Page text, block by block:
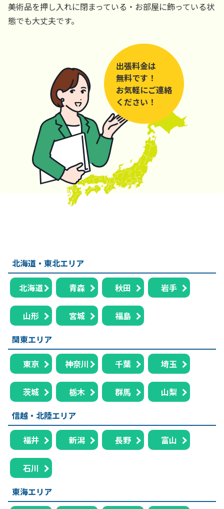
美術品を押し入れに閉まっている・お部屋に飾っている状
態でも大丈夫です。
出張料金は
無料です！
お気軽にご連絡
ください！
北海道・東北エリア
北海道 青森 秋田 岩手
山形 宮城
福島
関東エリア
東京 神奈川 千葉 埼玉
茨城 栃木 群馬
山梨
信越・北陸エリア
福井 新潟 長野 富山
石川
東海エリア